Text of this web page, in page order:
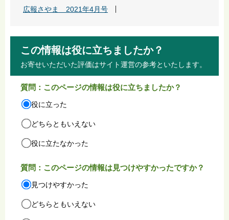
広報さやま 2021年4月号
この情報は役に立ちましたか？
お寄せいただいた評価はサイト運営の参考といたします。
質問：このページの情報は役に立ちましたか？
役に立った
どちらともいえない
役に立たなかった
質問：このページの情報は見つけやすかったですか？
見つけやすかった
どちらともいえない